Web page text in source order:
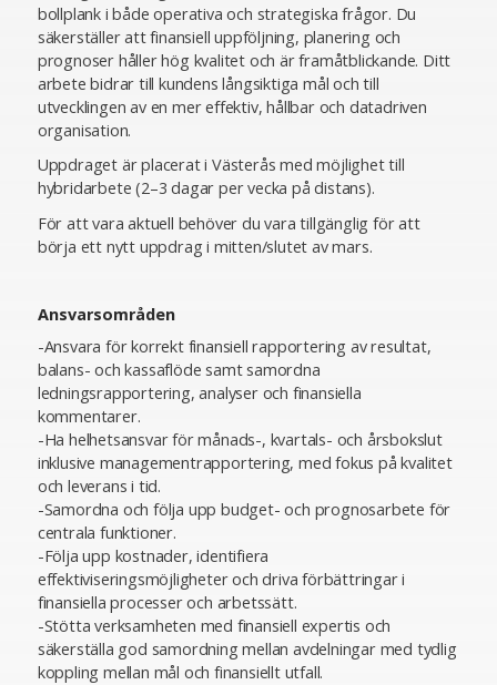
bollplank i både operativa och strategiska frågor. Du
säkerställer att finansiell uppföljning, planering och
prognoser håller hög kvalitet och är framåtblickande. Ditt
arbete bidrar till kundens långsiktiga mål och till
utvecklingen av en mer effektiv, hållbar och datadriven
organisation.
Uppdraget är placerat i Västerås med möjlighet till
hybridarbete (2–3 dagar per vecka på distans).
För att vara aktuell behöver du vara tillgänglig för att
börja ett nytt uppdrag i mitten/slutet av mars.
Ansvarsområden
-Ansvara för korrekt finansiell rapportering av resultat,
balans- och kassaflöde samt samordna
ledningsrapportering, analyser och finansiella
kommentarer.
-Ha helhetsansvar för månads-, kvartals- och årsbokslut
inklusive managementrapportering, med fokus på kvalitet
och leverans i tid.
-Samordna och följa upp budget- och prognosarbete för
centrala funktioner.
-Följa upp kostnader, identifiera
effektiviseringsmöjligheter och driva förbättringar i
finansiella processer och arbetssätt.
-Stötta verksamheten med finansiell expertis och
säkerställa god samordning mellan avdelningar med tydlig
koppling mellan mål och finansiellt utfall.